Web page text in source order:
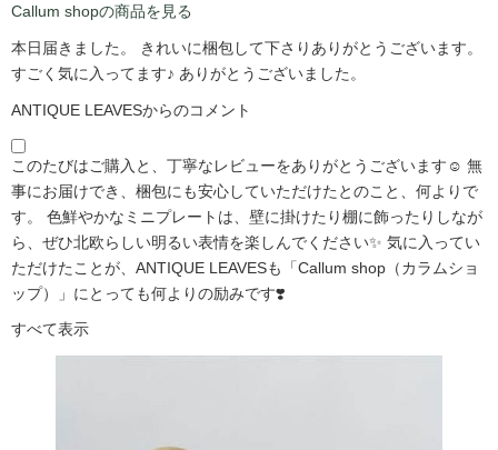
Callum shopの商品を見る
本日届きました。 きれいに梱包して下さりありがとうございます。
すごく気に入ってます♪ ありがとうございました。
ANTIQUE LEAVESからのコメント
このたびはご購入と、丁寧なレビューをありがとうございます☺️ 無
事にお届けでき、梱包にも安心していただけたとのこと、何よりで
す。 色鮮やかなミニプレートは、壁に掛けたり棚に飾ったりしなが
ら、ぜひ北欧らしい明るい表情を楽しんでください✨ 気に入ってい
ただけたことが、ANTIQUE LEAVESも「Callum shop（カラムショ
ップ）」にとっても何よりの励みです❣️
すべて表示